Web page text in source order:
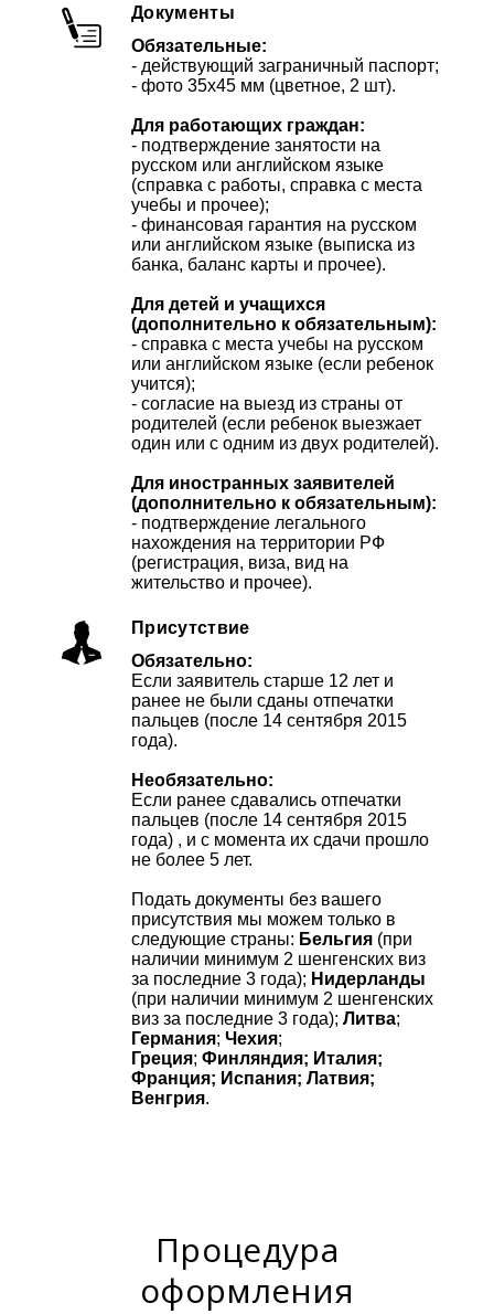
Документы
Обязательные:
- действующий заграничный паспорт;
- фото 35х45 мм (цветное, 2 шт).
Для работающих граждан:
- подтверждение занятости на
русском или английском языке
(справка с работы, справка с места
учебы и прочее);
- финансовая гарантия на русском
или английском языке (выписка из
банка, баланс карты и прочее).
Для детей и учащихся
(дополнительно к обязательным):
- справка с места учебы на русском
или английском языке (если ребенок
учится);
- согласие на выезд из страны от
родителей (если ребенок выезжает
один или с одним из двух родителей).
Для иностранных заявителей
(дополнительно к обязательным):
- подтверждение легального
нахождения на территории РФ
(регистрация, виза, вид на
жительство и прочее).
Присутствие
Обязательно:
Если заявитель старше 12 лет и
ранее не были сданы отпечатки
пальцев (после 14 сентября 2015
года).
Необязательно:
Если ранее сдавались отпечатки
пальцев (после 14 сентября 2015
года) , и с момента их сдачи прошло
не более 5 лет.
Подать документы без вашего
присутствия мы можем только в
следующие страны: Бельгия (при
наличии минимум 2 шенгенских виз
за последние 3 года); Нидерланды
(при наличии минимум 2 шенгенских
виз за последние 3 года); Литва;
Германия; Чехия;
Греция; Финляндия; Италия;
Франция; Испания; Латвия;
Венгрия.
Процедура
оформления